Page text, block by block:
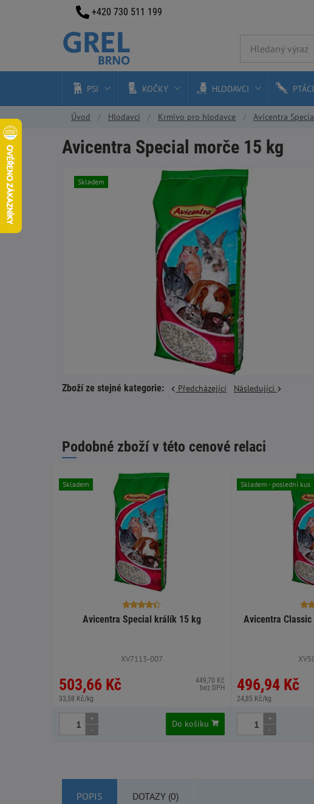
PSI KOČKY HLODAVCI PTÁCI
Úvod Hlodavci Krmivo pro hlodavce Avicentra
Avicentra Special morče 15 kg
Skladem
Zboží ze stejné kategorie: Předcházející Následující
Podobné zboží v této cenové relaci
Avicentra Special králík 15 kg
XV7113-007
503,66 Kč
33,58 Kč/kg
449,70 Kč
bez DPH
Skladem
+
-
Do košíku
Avicentra
496,94 Kč
24,85 Kč/kg
Skladem - poslední kus
+
-
POPIS DOTAZY (0)
+420 730 511 199